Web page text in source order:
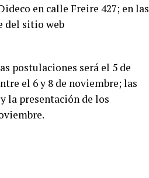
en calle Freire 427; en las
del sitio web
postulaciones será el 5 de
el 6 y 8 de noviembre; las
la presentación de los